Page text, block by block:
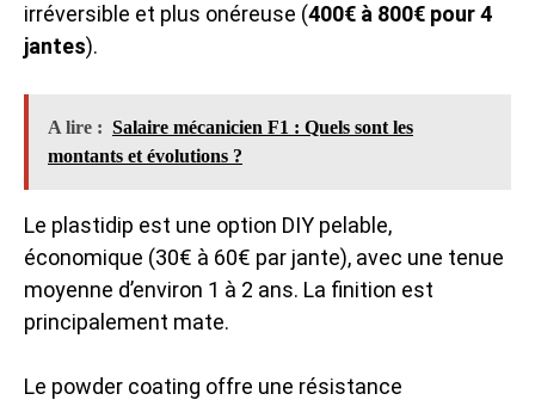
irréversible et plus onéreuse (400€ à 800€ pour 4
jantes).
A lire : Salaire mécanicien F1 : Quels sont les
montants et évolutions ?
Le plastidip est une option DIY pelable,
économique (30€ à 60€ par jante), avec une tenue
moyenne d’environ 1 à 2 ans. La finition est
principalement mate.
Le powder coating offre une résistance